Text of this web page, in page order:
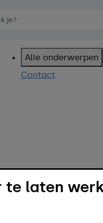
Alle onderwerpen
Contact
te laten